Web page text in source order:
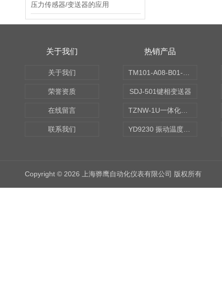
压力传感器/变送器的应用
关于我们
关于我们
荣誉资质
在线留言
联系我们
热销产品
SDJ-501键相变送器
Copyright © 2026 上海骅鹰自动化仪表有限公司 版权所有